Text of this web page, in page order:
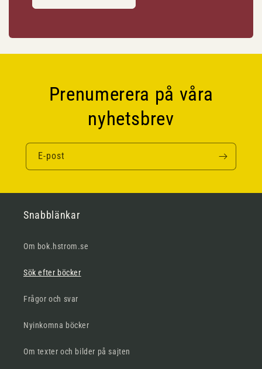
Prenumerera på våra
nyhetsbrev
E-post
Snabblänkar
Om bok.hstrom.se
Sök efter böcker
Frågor och svar
Nyinkomna böcker
Om texter och bilder på sajten